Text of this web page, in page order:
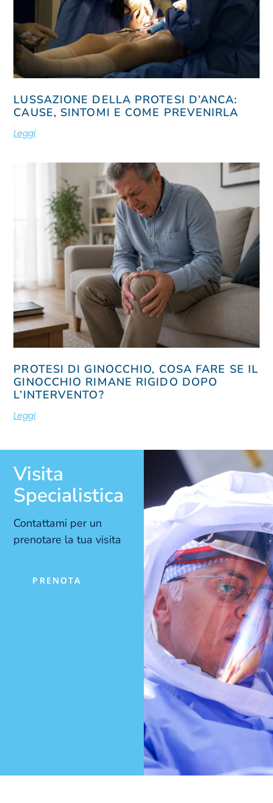
LUSSAZIONE DELLA PROTESI D’ANCA:
CAUSE, SINTOMI E COME PREVENIRLA
Leggi
PROTESI DI GINOCCHIO, COSA FARE SE IL
GINOCCHIO RIMANE RIGIDO DOPO
L’INTERVENTO?
Leggi
Visita
Specialistica
Contattami per un
prenotare la tua visita
PRENOTA